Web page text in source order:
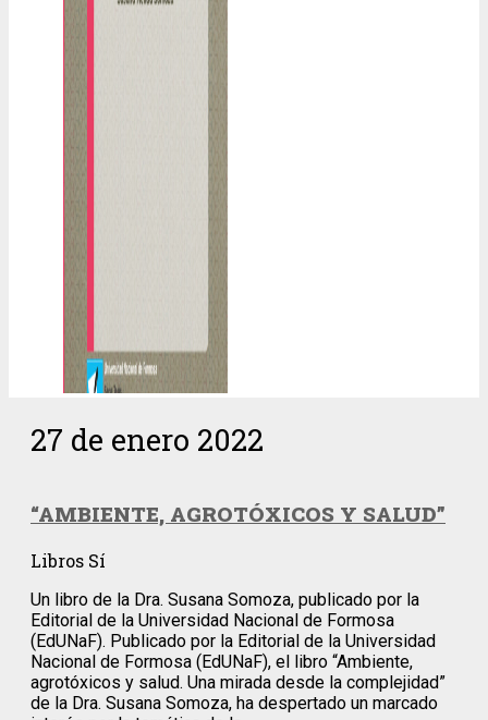
27 de enero 2022
“AMBIENTE, AGROTÓXICOS Y SALUD”
Libros Sí
Un libro de la Dra. Susana Somoza, publicado por la
Editorial de la Universidad Nacional de Formosa
(EdUNaF). Publicado por la Editorial de la Universidad
Nacional de Formosa (EdUNaF), el libro “Ambiente,
agrotóxicos y salud. Una mirada desde la complejidad”
de la Dra. Susana Somoza, ha despertado un marcado